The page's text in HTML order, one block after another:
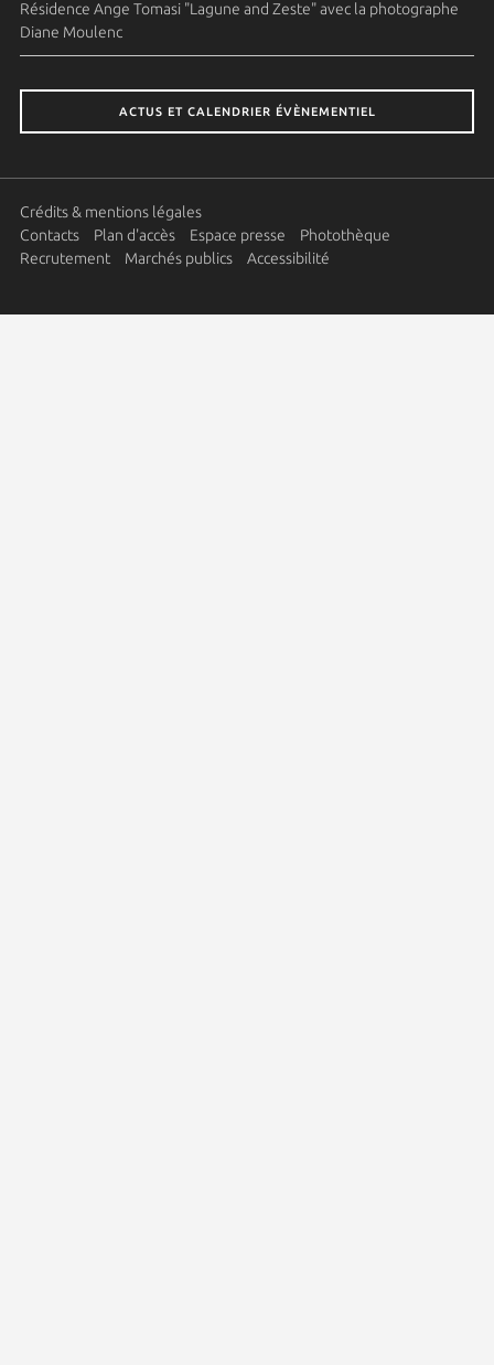
Résidence Ange Tomasi "Lagune and Zeste" avec la photographe
Diane Moulenc
ACTUS ET CALENDRIER ÉVÈNEMENTIEL
Crédits & mentions légales
Contacts
Plan d'accès Espace presse
Photothèque
Recrutement
Marchés publics Accessibilité